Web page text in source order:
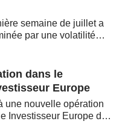
Publication des résultats - Q2 2026
Publication des résultats - Q2 2026
semaine de juillet a
par une volatilité
Les
sur la soutenabilité
dans le
Europe
une nouvelle opération
Investisseur Europe de